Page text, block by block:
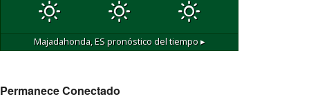
Majadahonda, ESpronóstico del tiempo ▸
Permanece Conectado